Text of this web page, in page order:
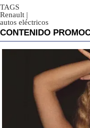
TAGS
Renault |
autos eléctricos